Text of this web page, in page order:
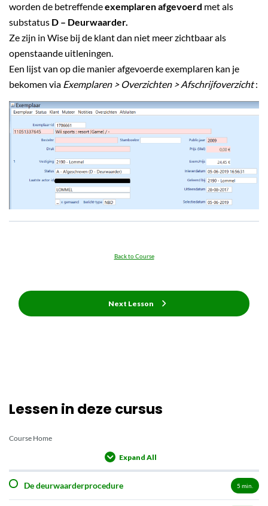
worden de betreffendeexemplaren afgevoerd met als
substatus D – Deurwaarder.
Ze zijn in Wise bij de klant dan niet meer zichtbaar als
openstaande uitleningen.
Een lijst van op die manier afgevoerde exemplaren kan je
bekomen via Exemplaren > Overzichten > Afschrijfoverzicht:
Back to Course
Next Lesson
Lessen in deze cursus
Course Home
Expand All
De deurwaarderprocedure 5 min.